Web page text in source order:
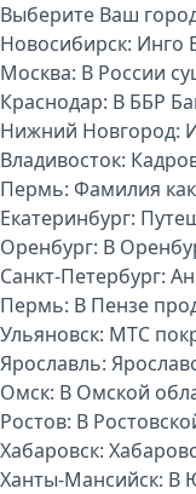
Выберите Ваш
Новосибирск: Инго
Москва: В России
Краснодар: В ББР
Нижний Новгород:
Владивосток:
Пермь: Фамилия
Екатеринбург:
Оренбург: В
Санкт-Петербург:
Пермь: В Пензе
Ульяновск: МТС
Ярославль:
Омск: В Омской
Ростов: В
Хабаровск:
Ханты-Мансийск: В